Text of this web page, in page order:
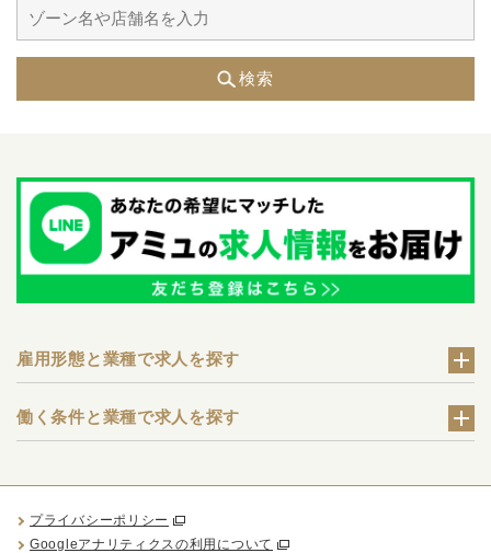
検索
雇用形態と業種で求人を探す
働く条件と業種で求人を探す
プライバシーポリシー
Googleアナリティクスの利用について